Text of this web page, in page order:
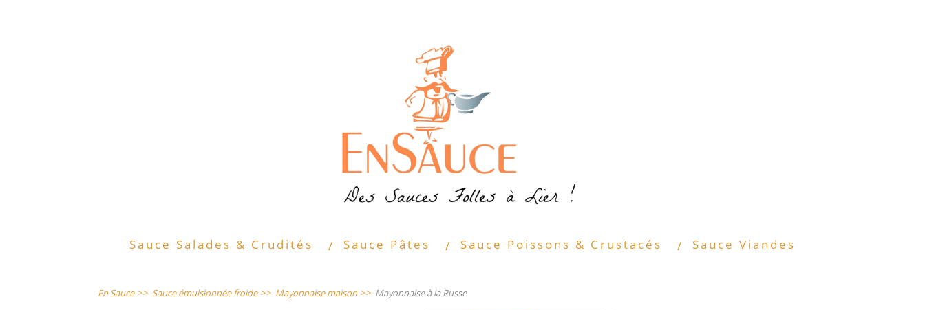
Sauce Salades & Crudités Sauce Pâtes Sauce Poissons & Crustacés Sauce Viandes
En Sauce >> Sauce émulsionnée froide >> Mayonnaise maison >> Mayonnaise à la Russe